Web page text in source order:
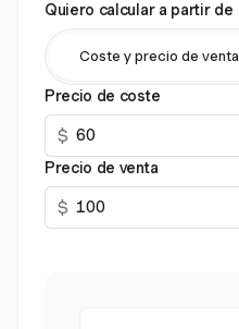
Quiero calcular a partir de
Coste y precio de venta
Precio de coste
$
Precio de venta
$